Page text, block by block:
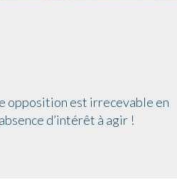
opposition est irrecevable en
d’intérêt à agir !